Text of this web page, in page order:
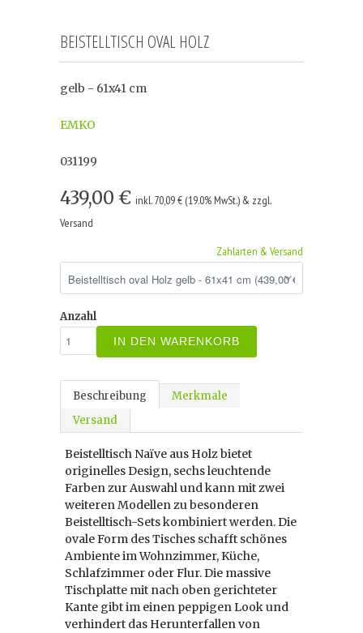
BEISTELLTISCH OVAL HOLZ
gelb - 61x41 cm
EMKO
031199
439,00 € inkl. 70,09 € (19.0% MwSt.) & zzgl.
Versand
Zahlarten & Versand
Anzahl
IN DEN WARENKORB
Beschreibung
Merkmale
Versand
Beistelltisch Naïve aus Holz bietet
originelles Design, sechs leuchtende
Farben zur Auswahl und kann mit zwei
weiteren Modellen zu besonderen
Beistelltisch-Sets kombiniert werden. Die
ovale Form des Tisches schafft schönes
Ambiente im Wohnzimmer, Küche,
Schlafzimmer oder Flur. Die massive
Tischplatte mit nach oben gerichteter
Kante gibt im einen peppigen Look und
verhindert das Herunterfallen von